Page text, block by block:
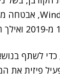
כדי לשתף
פיזית את